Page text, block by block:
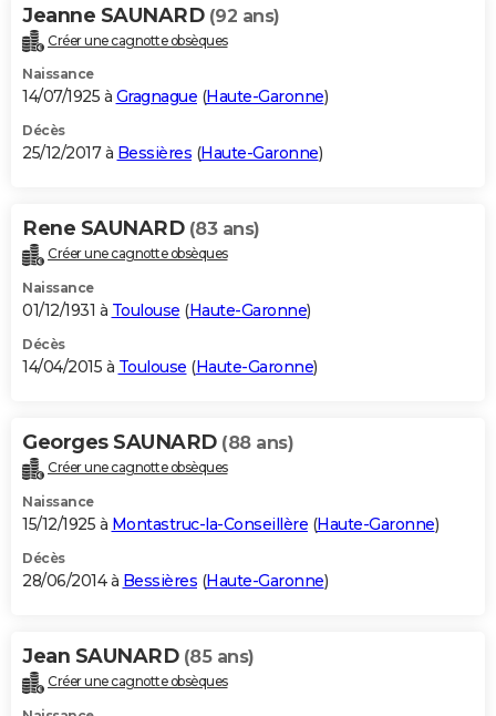
Jeanne SAUNARD (92 ans)
Créer une cagnotte obsèques
Naissance
14/07/1925 à Gragnague (Haute-Garonne)
Décès
25/12/2017 à Bessières (Haute-Garonne)
Rene SAUNARD (83 ans)
Créer une cagnotte obsèques
Naissance
01/12/1931 à Toulouse (Haute-Garonne)
Décès
14/04/2015 à Toulouse (Haute-Garonne)
Georges SAUNARD (88 ans)
Créer une cagnotte obsèques
Naissance
15/12/1925 à Montastruc-la-Conseillère (Haute-Garonne)
Décès
28/06/2014 à Bessières (Haute-Garonne)
Jean SAUNARD (85 ans)
Créer une cagnotte obsèques